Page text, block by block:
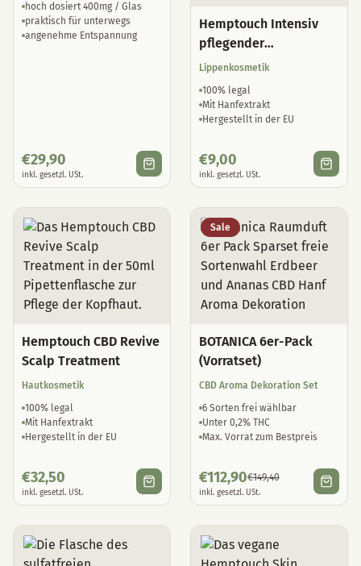
hoch dosiert 400mg / Glas
praktisch für unterwegs
angenehme Entspannung
€29,90
inkl. gesetzl. USt.
Hemptouch Intensiv
pflegender
Lippenbalsam
Lippenkosmetik
100% legal
Mit Hanfextrakt
Hergestellt in der EU
€9,00
inkl. gesetzl. USt.
Hemptouch CBD Revive
Scalp Treatment
Hautkosmetik
100% legal
Mit Hanfextrakt
Hergestellt in der EU
€32,50
inkl. gesetzl. USt.
Sale
BOTANICA 6er-Pack
(Vorratset)
CBD Aroma Dekoration Set
6 Sorten frei wählbar
Unter 0,2% THC
Max. Vorrat zum Bestpreis
€112,90€149,40
inkl. gesetzl. USt.